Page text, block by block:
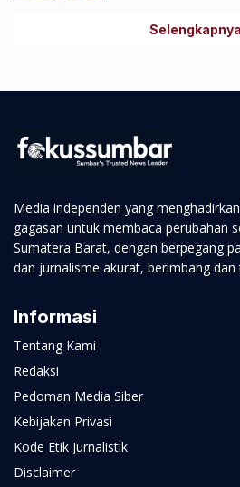
Selengkapnya
Media independen yang
gagasan untuk membaca perubahan
Sumatera Barat, dengan berpegang
dan jurnalisme akurat, berimbang dan
Informasi
Tentang Kami
Redaksi
Pedoman Media Siber
Kebijakan Privasi
Kode Etik Jurnalistik
Disclaimer